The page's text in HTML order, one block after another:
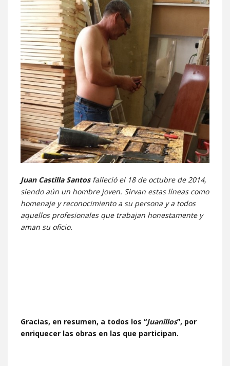
Juan Castilla Santosfalleció el 18 de octubre de 2014,
siendo aún un hombre joven. Sirvan estas líneas como
homenaje y reconocimiento a su persona y a todos
aquellos profesionales que trabajan honestamente y
aman su oficio.
Gracias, en resumen, a todos los “Juanillos”, por
enriquecer las obras en las que participan.